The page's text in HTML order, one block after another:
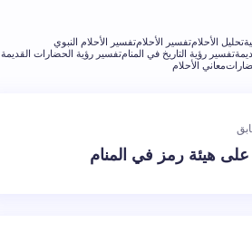
تحليل الأحلامتفسير الأحلامتفسير الأحلام النبوي
تفسير رؤية التاريخ في المنامتفسير رؤية الحضارات القديمة
معاني الأحلام
هيئة رمز في المنام